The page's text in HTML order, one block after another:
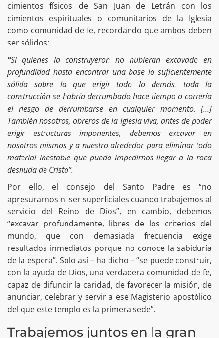
cimientos físicos de San Juan de Letrán con los
cimientos espirituales o comunitarios de la Iglesia
como comunidad de fe, recordando que ambos deben
ser sólidos:
“Si quienes la construyeron no hubieran excavado en
profundidad hasta encontrar una base lo suficientemente
sólida sobre la que erigir todo lo demás, toda la
construcción se habría derrumbado hace tiempo o correría
el riesgo de derrumbarse en cualquier momento. […]
También nosotros, obreros de la Iglesia viva, antes de poder
erigir estructuras imponentes, debemos excavar en
nosotros mismos y a nuestro alrededor para eliminar todo
material inestable que pueda impedirnos llegar a la roca
desnuda de Cristo”.
Por ello, el consejo del Santo Padre es “no
apresurarnos ni ser superficiales cuando trabajemos al
servicio del Reino de Dios”, en cambio, debemos
“excavar profundamente, libres de los criterios del
mundo, que con demasiada frecuencia exige
resultados inmediatos porque no conoce la sabiduría
de la espera”. Solo así – ha dicho – “se puede construir,
con la ayuda de Dios, una verdadera comunidad de fe,
capaz de difundir la caridad, de favorecer la misión, de
anunciar, celebrar y servir a ese Magisterio apostólico
del que este templo es la primera sede”.
Trabajemos juntos en la gran